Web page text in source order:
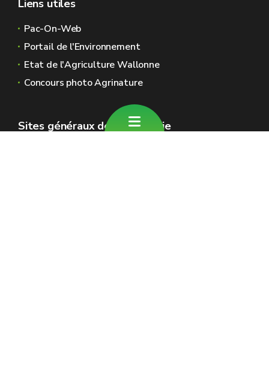
Liens utiles
Pac-On-Web
Portail de l'Environnement
Etat de l'Agriculture Wallonne
Concours photo Agrinature
Sites généraux de la Wallonie